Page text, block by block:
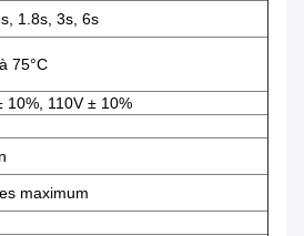
1.8s, 3s, 6s
75°C
10%, 110V ± 10%
maximum